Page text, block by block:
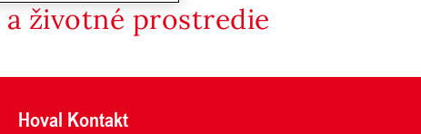
životné prostredie
Hoval Kontakt